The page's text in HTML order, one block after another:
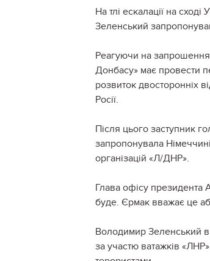
На тлі ескалації на
Зеленський
Реагуючи на
Донбасу» має провести
розвиток двосторонніх
Росії.
Після цього заступник
запропонувала
організацій «Л/ДНР».
Глава офісу президента
буде. Єрмак вважає це
Володимир Зеленський
за участю ватажків